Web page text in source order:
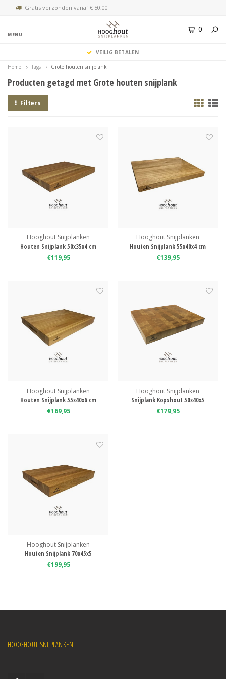
Gratis verzonden vanaf € 50,00
MENU
0
VEILIG BETALEN
Home Tags Grote houten snijplank
Producten getagd met Grote houten snijplank
Filters
Hooghout Snijplanken
Houten Snijplank 50x35x4 cm
€119,95
Hooghout Snijplanken
Houten Snijplank 55x40x4 cm
€139,95
Hooghout Snijplanken
Houten Snijplank 55x40x6 cm
€169,95
Hooghout Snijplanken
Snijplank Kopshout 50x40x5
€179,95
Hooghout Snijplanken
Houten Snijplank 70x45x5
€199,95
HOOGHOUT SNIJPLANKEN